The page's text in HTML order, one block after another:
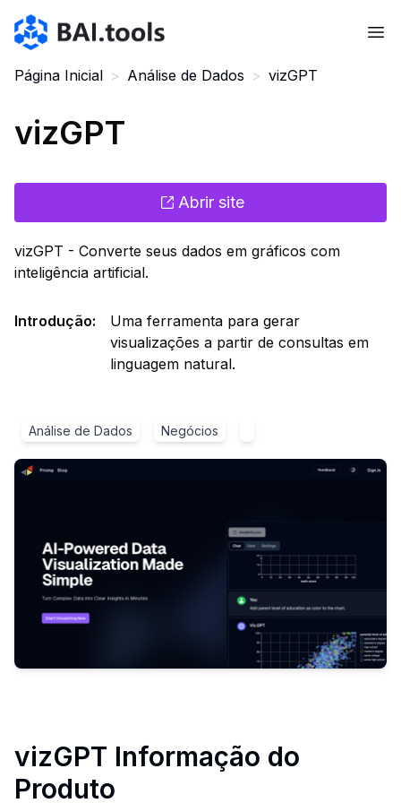
Bai.tools
Página Inicial > Análise de Dados > vizGPT
vizGPT
Abrir site
vizGPT - Converte seus dados em gráficos com
inteligência artificial.
Introdução:
Uma ferramenta para gerar
visualizações a partir de consultas em
linguagem natural.
Análise de Dados Negócios
vizGPT Informação do
Produto